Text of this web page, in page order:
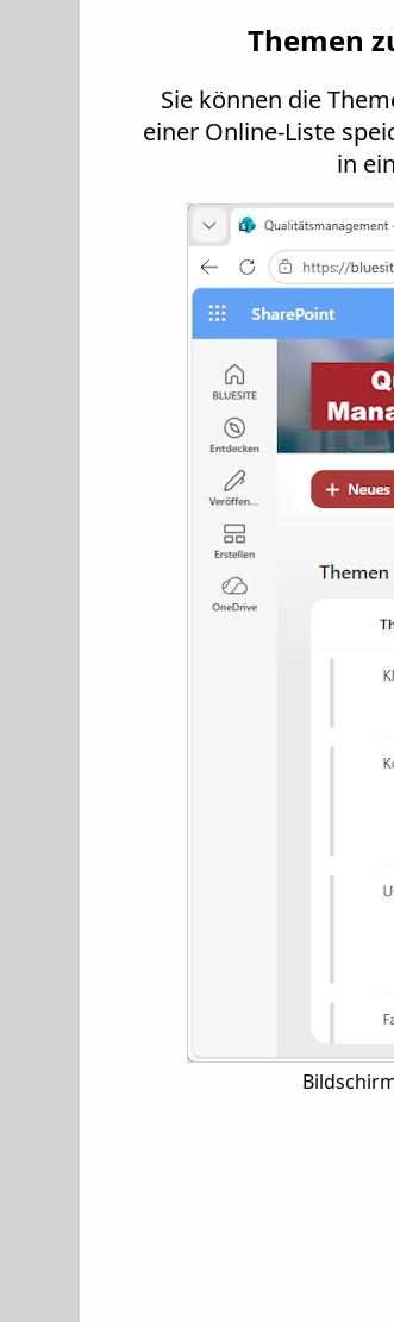
Themen
Sie können die
einer Online-Liste
in